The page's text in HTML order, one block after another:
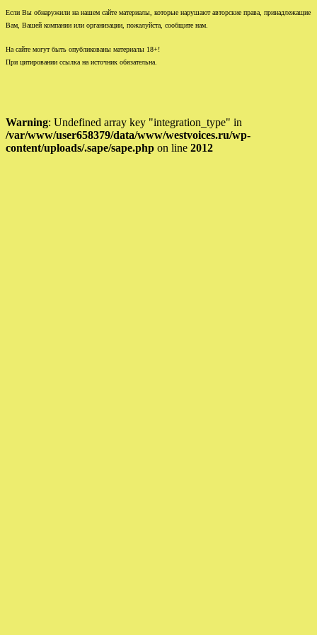
Если Вы обнаружили на нашем сайте материалы, которые нарушают авторские права, принадлежащие
Вам, Вашей компании или организации, пожалуйста, сообщите нам.
На сайте могут быть опубликованы материалы 18+!
При цитировании ссылка на источник обязательна.
Warning: Undefined array key "integration_type" in
/var/www/user658379/data/www/westvoices.ru/wp-
content/uploads/.sape/sape.php on line 2012